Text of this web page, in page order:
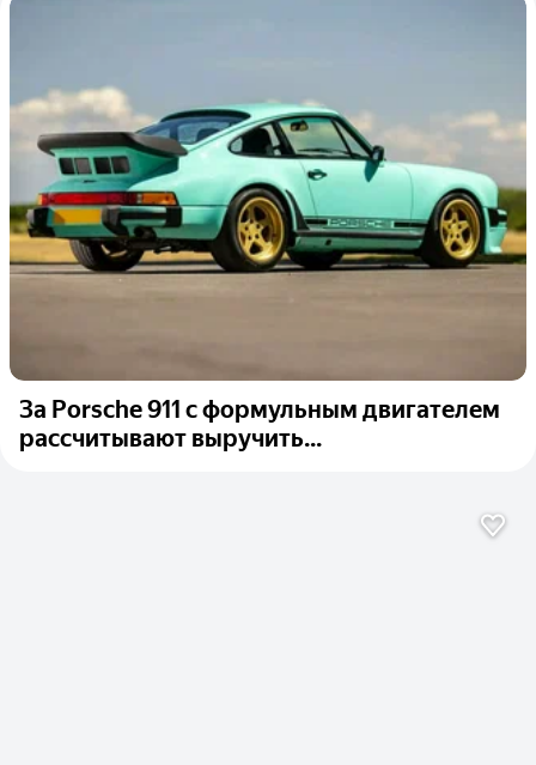
За Porsche 911 с формульным двигателем
рассчитывают выручить...